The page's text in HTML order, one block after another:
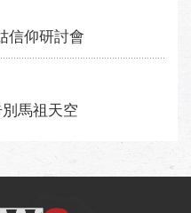
信仰研討會
馬祖天空